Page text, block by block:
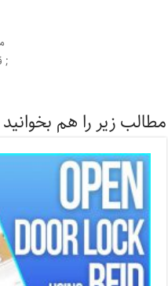
;
مطالب زیر را هم بخوانید